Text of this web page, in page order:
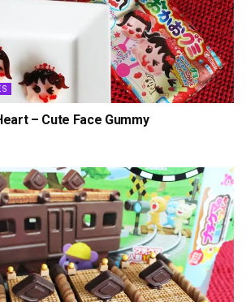
– Cute Face Gummy